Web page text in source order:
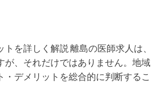
を詳しく解説 離島の医師求人は、
、それだけではありません。地域
デメリットを総合的に判断するこ